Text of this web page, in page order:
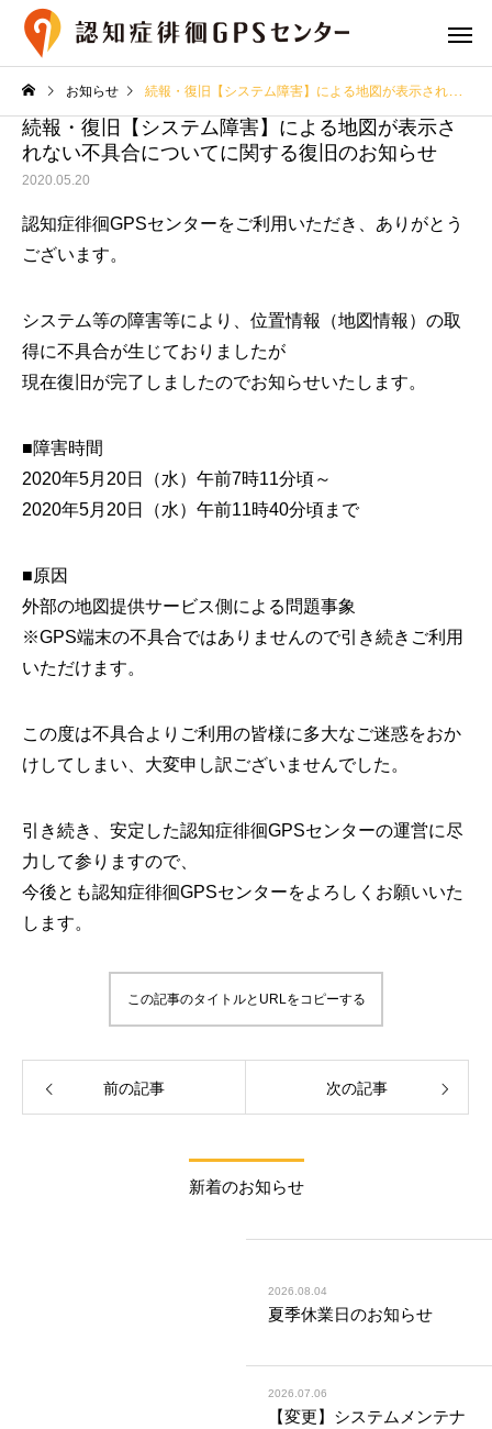
専用シューズ
お知らせ 続報・復旧【システム障害】による地図が表示されない不具合についてに関する復旧のお知らせ
続報・復旧【システム障害】による地図が表示さ
れない不具合についてに関する復旧のお知らせ
2020.05.20
認知症徘徊GPSセンターをご利用いただき、ありがとう
ございます。
システム等の障害等により、位置情報（地図情報）の取
得に不具合が生じておりましたが
現在復旧が完了しましたのでお知らせいたします。
■障害時間
2020年5月20日（水）午前7時11分頃～
2020年5月20日（水）午前11時40分頃まで
■原因
外部の地図提供サービス側による問題事象
※GPS端末の不具合ではありませんので引き続きご利用
いただけます。
この度は不具合よりご利用の皆様に多大なご迷惑をおか
けしてしまい、大変申し訳ございませんでした。
引き続き、安定した認知症徘徊GPSセンターの運営に尽
力して参りますので、
今後とも認知症徘徊GPSセンターをよろしくお願いいた
します。
この記事のタイトルとURLをコピーする
前の記事 次の記事
新着のお知らせ
2026.08.04
夏季休業日のお知らせ
2026.07.06
【変更】システムメンテナ